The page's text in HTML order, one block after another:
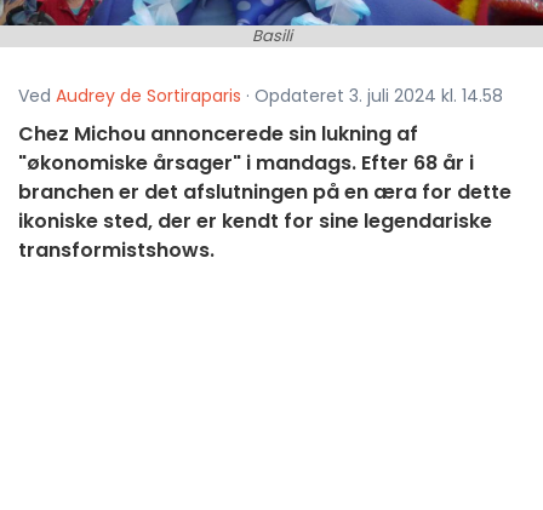
Basili
Ved Audrey de Sortiraparis · Opdateret 3. juli 2024 kl. 14.58
Chez Michou annoncerede sin lukning af
"økonomiske årsager" i mandags. Efter 68 år i
branchen er det afslutningen på en æra for dette
ikoniske sted, der er kendt for sine legendariske
transformistshows.